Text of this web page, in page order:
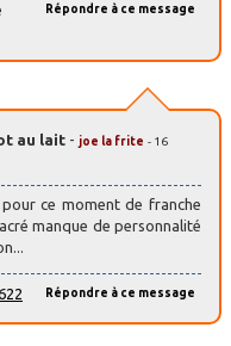
Répondre à ce message
au lait - joe la frite - 16
ce moment de franche
manque de personnalité
Répondre à ce message